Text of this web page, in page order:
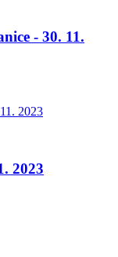
- 30. 11.
2023
2023